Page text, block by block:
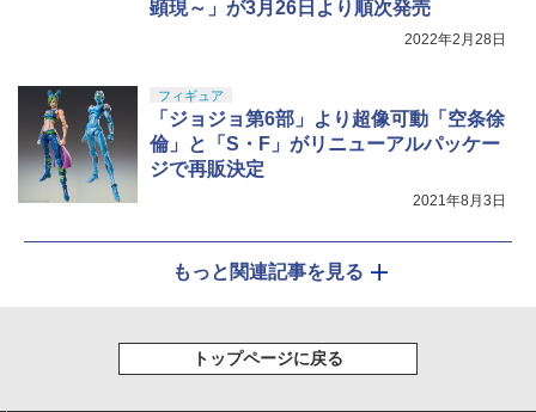
顕現～」が3月26日より順次発売
2022年2月28日
フィギュア
「ジョジョ第6部」より超像可動「空条徐
倫」と「S・F」がリニューアルパッケー
ジで再販決定
2021年8月3日
もっと関連記事を見る
トップページに戻る